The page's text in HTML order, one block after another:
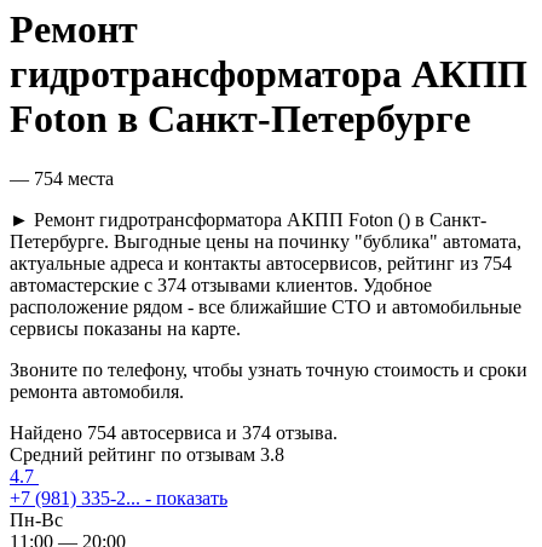
Ремонт
гидротрансформатора АКПП
Foton в Санкт-Петербурге
— 754 места
► Ремонт гидротрансформатора АКПП Foton () в Санкт-
Петербурге. Выгодные цены на починку "бублика" автомата,
актуальные адреса и контакты автосервисов, рейтинг из 754
автомастерские с 374 отзывами клиентов. Удобное
расположение рядом - все ближайшие СТО и автомобильные
сервисы показаны на карте.
Звоните по телефону, чтобы узнать точную стоимость и сроки
ремонта автомобиля.
Найдено 754 автосервиса и 374 отзыва.
Средний рейтинг по отзывам 3.8
4.7
+7 (981) 335-2... - показать
Пн-Вс
11:00 — 20:00